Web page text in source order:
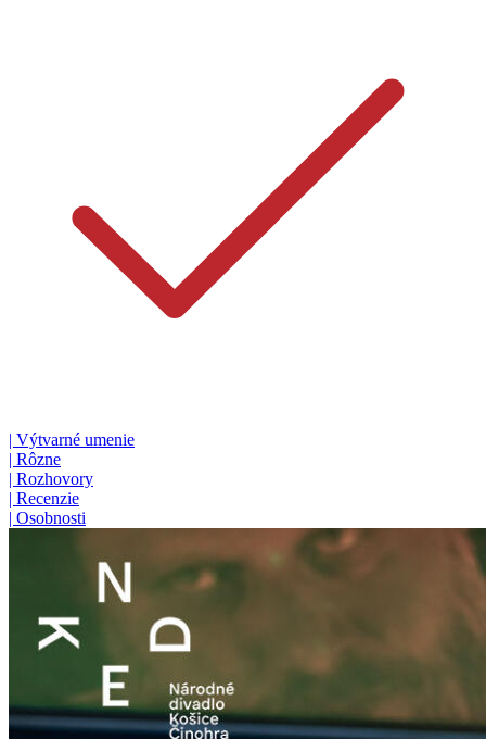
| Výtvarné umenie
| Rôzne
| Rozhovory
| Recenzie
| Osobnosti